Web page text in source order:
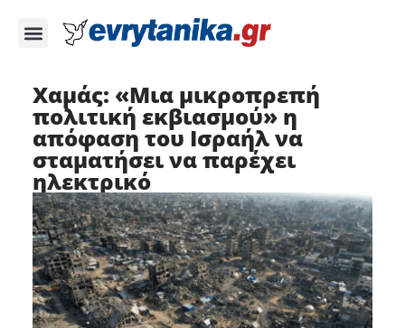
Χαμάς: «Μια μικροπρεπή
πολιτική εκβιασμού» η
απόφαση του Ισραήλ να
σταματήσει να παρέχει
ηλεκτρικό